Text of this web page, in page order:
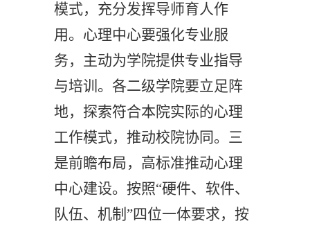
模式，充分发挥导师育人作
用。心理中心要强化专业服
务， 主动为学院提供专业指导
与培训。各二级学院要立足阵
地，探索符合本院实际的心理
工作模式，推动校院协同。 三
是前瞻布局，高标准推动心理
中心建设。按照“硬件、软件、
队伍、机制”四位一体要求，按